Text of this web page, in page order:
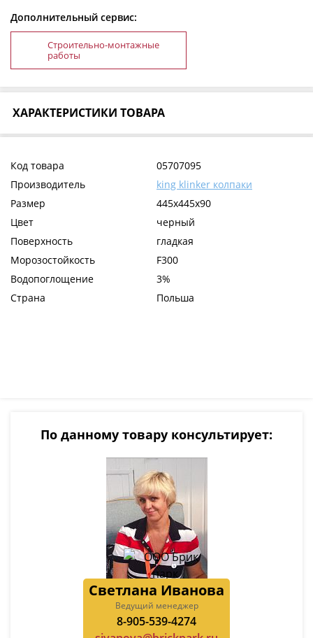
Дополнительный сервис:
Строительно-монтажные
работы
ХАРАКТЕРИСТИКИ ТОВАРА
Код товара
05707095
Производитель
king klinker колпаки
Размер
445x445x90
Цвет
черный
Поверхность
гладкая
Морозостойкость
F300
Водопоглощение
3%
Страна
Польша
По данному товару консультирует:
Светлана Иванова
Ведущий менеджер
8-905-539-4274